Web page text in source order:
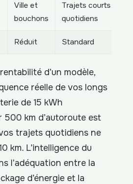
Ville et
bouchons
Trajets courts
quotidiens
Réduit Standard
d’un modèle,
réelle de vos longs
de 15 kWh
km d’autoroute est
trajets quotidiens ne
km. L’intelligence du
l’adéquation entre la
d’énergie et la